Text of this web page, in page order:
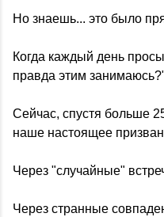
Но знаешь... это было
Когда каждый день
правда этим
Сейчас, спустя больше
наше настоящее
Через "случайные"
Через странные